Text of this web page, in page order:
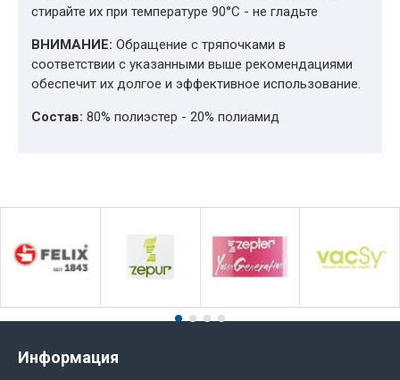
стирайте их при температуре 90°C - не гладьте
ВНИМАНИЕ: Обращение с тряпочками в
соответствии с указанными выше рекомендациями
обеспечит их долгое и эффективное использование.
Состав: 80% полиэстер - 20% полиамид
Информация